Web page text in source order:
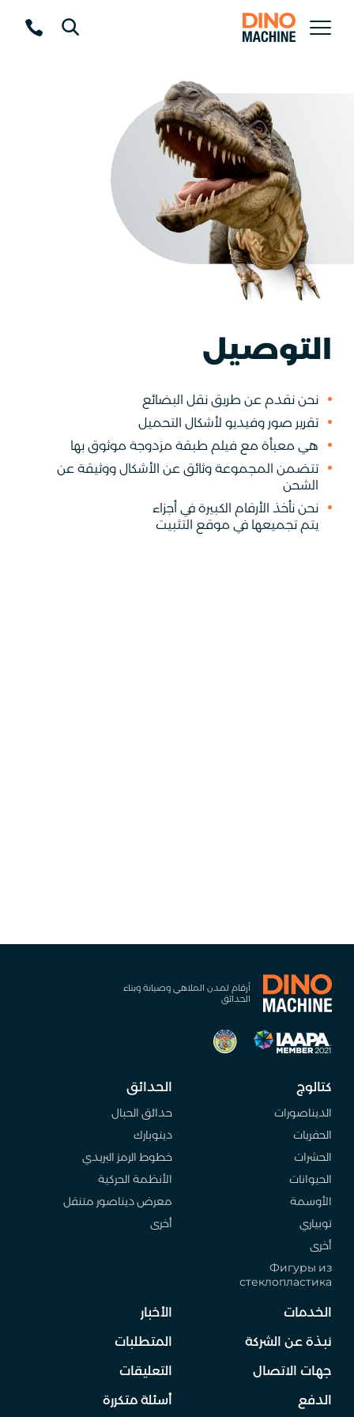
التوصيل
نحن نقدم عن طريق نقل البضائع
تقرير صور وفيديو لأشكال التحميل
هي معبأة مع فيلم طبقة مزدوجة موثوق بها
تتضمن المجموعة وثائق عن الأشكال ووثيقة عن
الشحن
نحن نأخذ الأرقام الكبيرة في أجزاء
يتم تجميعها في موقع التثبيت
أرقام لمدن الملاهي وصيانة وبناء
الحدائق
كتالوج
الديناصورات
الحفريات
الحشرات
الحيوانات
الأوسمة
توبياري
أخرى
Фигуры из
стеклопластика
الحدائق
حدائق الحبال
دينوبارك
خطوط الرمز البريدي
الأنظمة الحركية
معرض ديناصور متنقل
أخرى
الخدمات
نبذة عن الشركة
جهات الاتصال
الدفع
الأخبار
المتطلبات
التعليقات
أسئلة متكررة